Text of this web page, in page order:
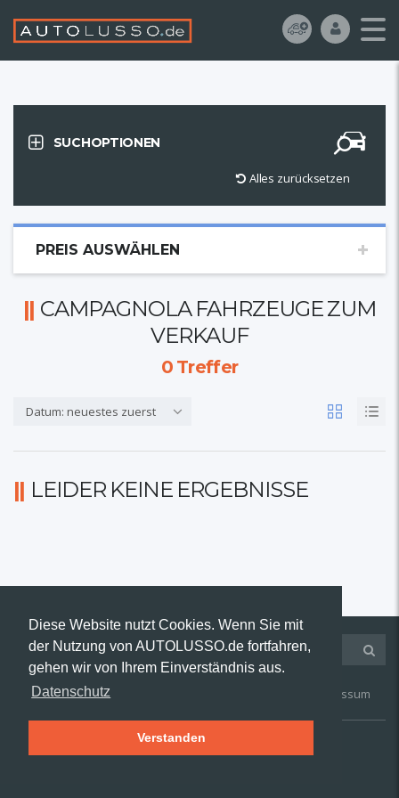
Diese Website nutzt Cookies. Wenn Sie mit
der Nutzung von AUTOLUSSO.de fortfahren,
gehen wir von Ihrem Einverständnis aus.
Datenschutz
Verstanden
SUCHOPTIONEN
Alles zurücksetzen
PREIS AUSWÄHLEN
CAMPAGNOLA FAHRZEUGE ZUM
VERKAUF
0Treffer
Datum: neuestes zuerst
LEIDER KEINE ERGEBNISSE
Kontakt AGB Impressum
© 2019 AUTOLUSSO.de | Alle Rechte vorbehalten.